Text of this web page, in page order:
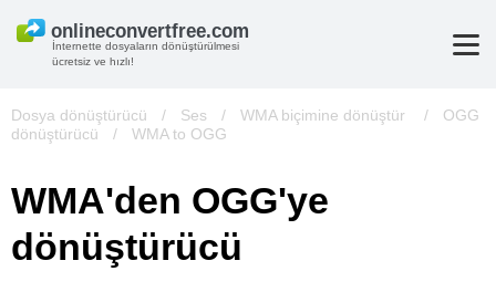
İnternette dosyaların dönüştürülmesi
ücretsiz ve hızlı!
Dosya dönüştürücü / Ses / WMA biçimine dönüştür /
OGG
dönüştürücü
/ WMA to OGG
WMA'den OGG'ye
dönüştürücü